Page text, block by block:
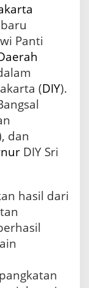
baru
Panti
(DIY).
dan
DIY Sri
hasil dari